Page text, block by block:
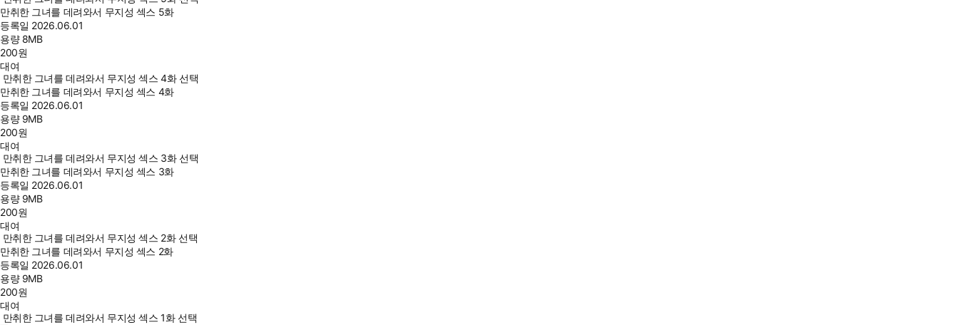
만취한 그녀를 데려와서 무지성 섹스 5화
등록일 2026.06.01
용량 8MB
200원
대여
만취한 그녀를 데려와서 무지성 섹스 4화 선택
만취한 그녀를 데려와서 무지성 섹스 4화
등록일 2026.06.01
용량 9MB
200원
대여
만취한 그녀를 데려와서 무지성 섹스 3화 선택
만취한 그녀를 데려와서 무지성 섹스 3화
등록일 2026.06.01
용량 9MB
200원
대여
만취한 그녀를 데려와서 무지성 섹스 2화 선택
만취한 그녀를 데려와서 무지성 섹스 2화
등록일 2026.06.01
용량 9MB
200원
대여
만취한 그녀를 데려와서 무지성 섹스 1화 선택